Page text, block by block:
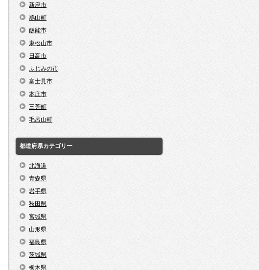
新座市
鳩山町
飯能市
東松山市
日高市
ふじみの市
富士見市
本庄市
三芳町
毛呂山町
都道府県カテゴリー
北海道
青森県
岩手県
秋田県
宮城県
山形県
福島県
茨城県
栃木県